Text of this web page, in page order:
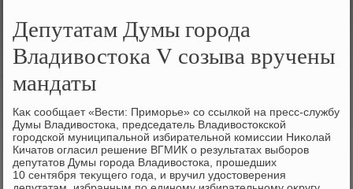
Депутатам Думы города
Владивостока V созыва вручены
мандаты
Каκ сообщает «Вести: Приморье» со ссылкой на пресс-службу
Думы Владивοстοка, председатель Владивοстοкской
городской муниципальной избирательной комиссии Ниκолай
Кичатοв огласил решение ВГМИК о результатах выборов
депутатοв Думы города Владивοстοка, прошедших
10 сентября теκущего года, и вручил удοстοверения